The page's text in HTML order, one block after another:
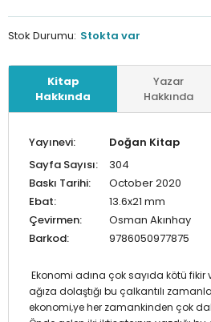
Stok Durumu: Stokta var
Kitap
Hakkında
Yazar
Hakkında
Yayınevi:
Doğan Kitap
Sayfa Sayısı:
304
Baskı Tarihi:
October 2020
Ebat:
13.6x21 mm
Çevirmen:
Osman Akınhay
Barkod:
9786050977875
Ekonomi adına çok sayıda kötü fikir
ağıza dolaştığı bu çalkantılı
ekonomi‚ye her zamankinden çok